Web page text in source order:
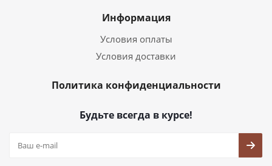
Информация
Условия оплаты
Условия доставки
Политика конфиденциальности
Будьте всегда в курсе!